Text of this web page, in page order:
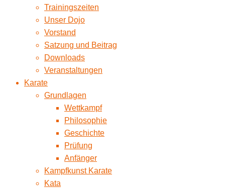
Trainingszeiten
Unser Dojo
Vorstand
Satzung und Beitrag
Downloads
Veranstaltungen
Karate
Grundlagen
Wettkampf
Philosophie
Geschichte
Prüfung
Anfänger
Kampfkunst Karate
Kata